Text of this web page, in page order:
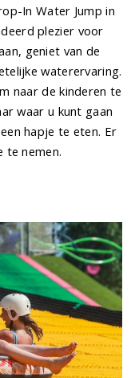
In Water Jump in
plezier voor
geniet van de
waterervaring.
naar de kinderen te
waar u kunt gaan
hapje te eten. Er
te nemen.